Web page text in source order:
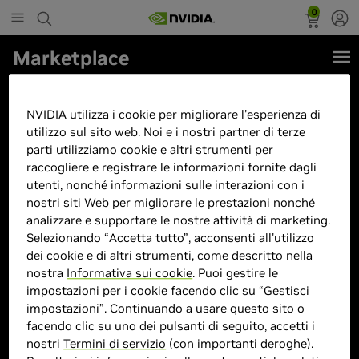
0
Marketplace
XTREME WATERFORCE 32G
Scheda Grafica - 32 GB GDDR7,
512 bit, PCI-E 5.0, 2655 MHz
Frequenza Base, 3 x DP 2.1a, 1 x
HDMI 2.1b, NVIDIA DLSS 4, GV-
N5090AORUSX W-32GD
NVIDIA utilizza i cookie per migliorare l'esperienza di
utilizzo sul sito web. Noi e i nostri partner di terze
parti utilizziamo cookie e altri strumenti per
raccogliere e registrare le informazioni fornite dagli
utenti, nonché informazioni sulle interazioni con i
nostri siti Web per migliorare le prestazioni nonché
analizzare e supportare le nostre attività di marketing.
Selezionando “Accetta tutto”, acconsenti all'utilizzo
dei cookie e di altri strumenti, come descritto nella
nostra Informativa sui cookie. Puoi gestire le
impostazioni per i cookie facendo clic su “Gestisci
impostazioni”. Continuando a usare questo sito o
facendo clic su uno dei pulsanti di seguito, accetti i
nostriTermini di servizio (con importanti deroghe).